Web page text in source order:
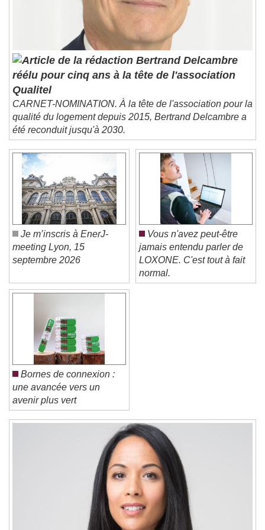
settings dialog
subtitles off, selected
Audio Track
Picture-in-Picture
Fullscreen
This is a modal window.
Beginning of dialog window. Escape will cancel
and close the window.
Text
Color Opacity
Text Background
Color Opacity
Caption Area Background
Color
Font Size
Text Edge Style
Font Family
Reset
Done
Close Modal Dialog
End of dialog window.
Bertrand Delcambre
réélu pour cinq ans à la tête de l'association
Qualitel
CARNET-NOMINATION. À la tête de l'association pour la
qualité du logement depuis 2015, Bertrand Delcambre a
été reconduit jusqu'à 2030.
Je m’inscris à EnerJ-
meeting Lyon, 15
Vous n'avez peut-être
jamais entendu parler de
LOXONE. C'est tout à fait
normal.
Bornes de connexion :
une avancée vers un
avenir plus vert